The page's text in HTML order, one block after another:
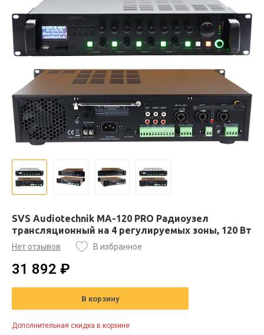
SVS Audiotechnik MA-120 PRO Радиоузел
трансляционный на 4 регулируемых зоны, 120 Вт
Нет отзывов В избранное
31 892 ₽
В корзину
Дополнительная скидка в корзине